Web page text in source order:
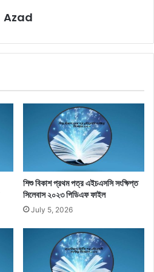
Azad
শিশু বিকাশ প্রথম পত্র এইচএসসি সংক্ষিপ্ত
সিলেবাস ২০২৩ পিডিএফ ফাইল
July 5, 2026